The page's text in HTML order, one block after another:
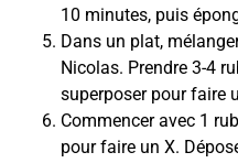
10 minutes, puis
Dans un plat,
Nicolas. Prendre 3-4
superposer pour faire
Commencer avec 1
pour faire un X.